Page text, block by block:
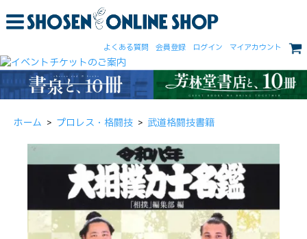
よくある質問 会員登録 ログイン マイアカウント
ホーム > プロレス・格闘技 > 武道格闘技書籍